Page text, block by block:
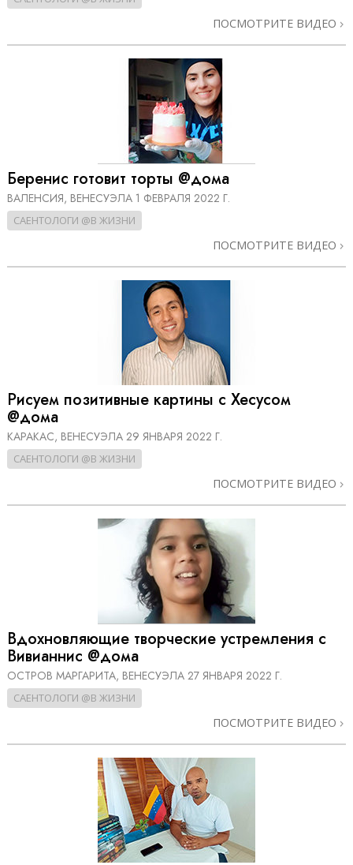
ПОСМОТРИТЕ ВИДЕО
Беренис готовит торты @дома
ВАЛЕНСИЯ, ВЕНЕСУЭЛА 1 ФЕВРАЛЯ 2022 Г.
САЕНТОЛОГИ @В ЖИЗНИ
ПОСМОТРИТЕ ВИДЕО
Рисуем позитивные картины с Хесусом
@дома
КАРАКАС, ВЕНЕСУЭЛА 29 ЯНВАРЯ 2022 Г.
САЕНТОЛОГИ @В ЖИЗНИ
ПОСМОТРИТЕ ВИДЕО
Вдохновляющие творческие устремления с
Вивианнис @дома
ОСТРОВ МАРГАРИТА, ВЕНЕСУЭЛА 27 ЯНВАРЯ 2022 Г.
САЕНТОЛОГИ @В ЖИЗНИ
ПОСМОТРИТЕ ВИДЕО